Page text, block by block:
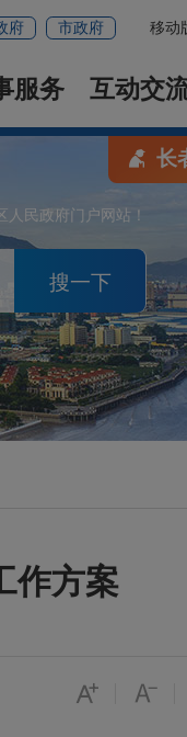
府 市政府 移动
服务 互动交
民政府门户网站！
搜一下
长
作方案